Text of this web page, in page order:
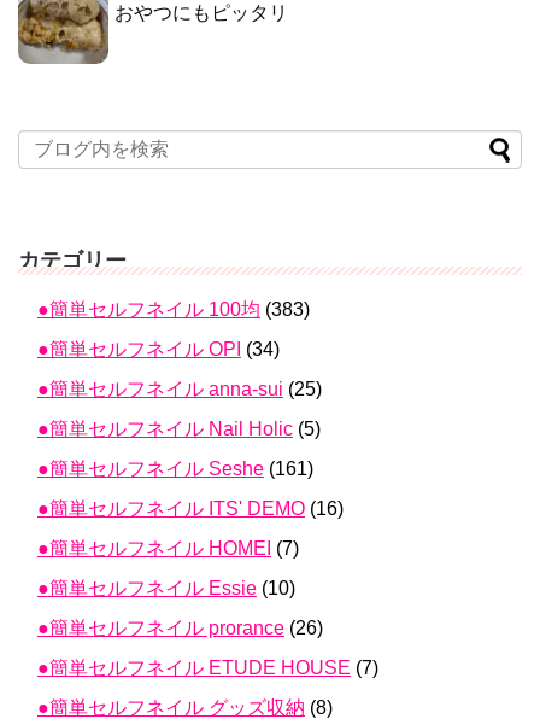
おやつにもピッタリ
カテゴリー
●簡単セルフネイル 100均 (383)
●簡単セルフネイル OPI (34)
●簡単セルフネイル anna-sui (25)
●簡単セルフネイル Nail Holic (5)
●簡単セルフネイル Seshe (161)
●簡単セルフネイル ITS' DEMO (16)
●簡単セルフネイル HOMEI (7)
●簡単セルフネイル Essie (10)
●簡単セルフネイル prorance (26)
●簡単セルフネイル ETUDE HOUSE (7)
●簡単セルフネイル グッズ収納 (8)